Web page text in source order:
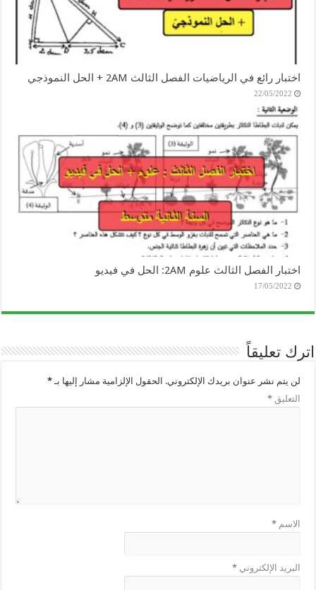
اختبار رائع في الرياضيات الفصل الثالث 2AM + الحل النموذجي
22/05/2022
اختبار الفصل الثالث علوم 2AM: الحل في فيديو
17/05/2022
اترك تعليقاً
لن يتم نشر عنوان بريدك الإلكتروني. الحقول الإلزامية مشار إليها بـ*
التعليق*
الاسم*
البريد الإلكتروني*